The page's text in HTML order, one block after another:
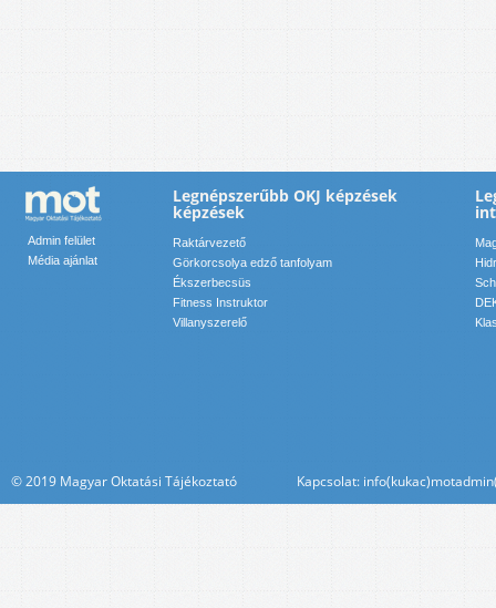
Admin felület
Média ajánlat
Legnépszerűbb OKJ képzések
képzések
Raktárvezető
Görkorcsolya edző tanfolyam
Ékszerbecsüs
Fitness Instruktor
Villanyszerelő
© 2019 Magyar Oktatási Tájékoztató Kapcsolat: